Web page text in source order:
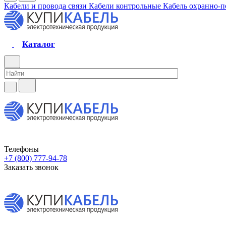
Кабели и провода связи Кабели контрольные Кабель охранно-
Каталог
Телефоны
+7 (800) 777-94-78
Заказать звонок